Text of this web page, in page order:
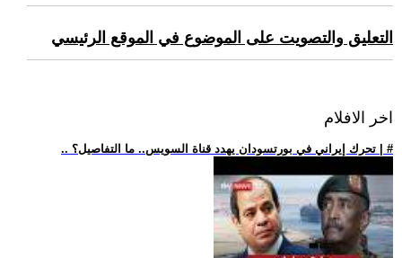
التعليق والتصويت على الموضوع في الموقع الرئيسي
اخر الافلام
.. تحرك إيراني في بورتسودان يهدد قناة السويس.. ما التفاصيل؟ | #